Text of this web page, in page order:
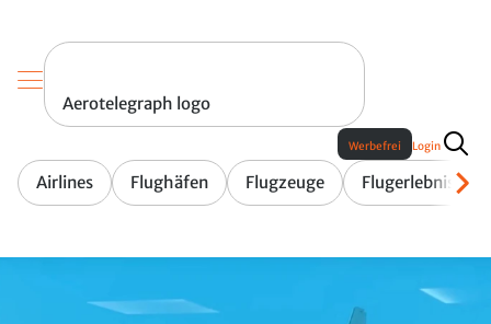
Aerotelegraph logo
Airlines Flughäfen Flugzeuge Flugerlebnis
Werbefrei Login